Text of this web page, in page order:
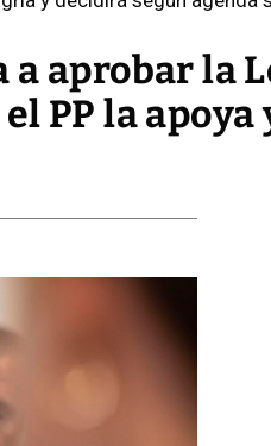
aprobar la
PP la apoya